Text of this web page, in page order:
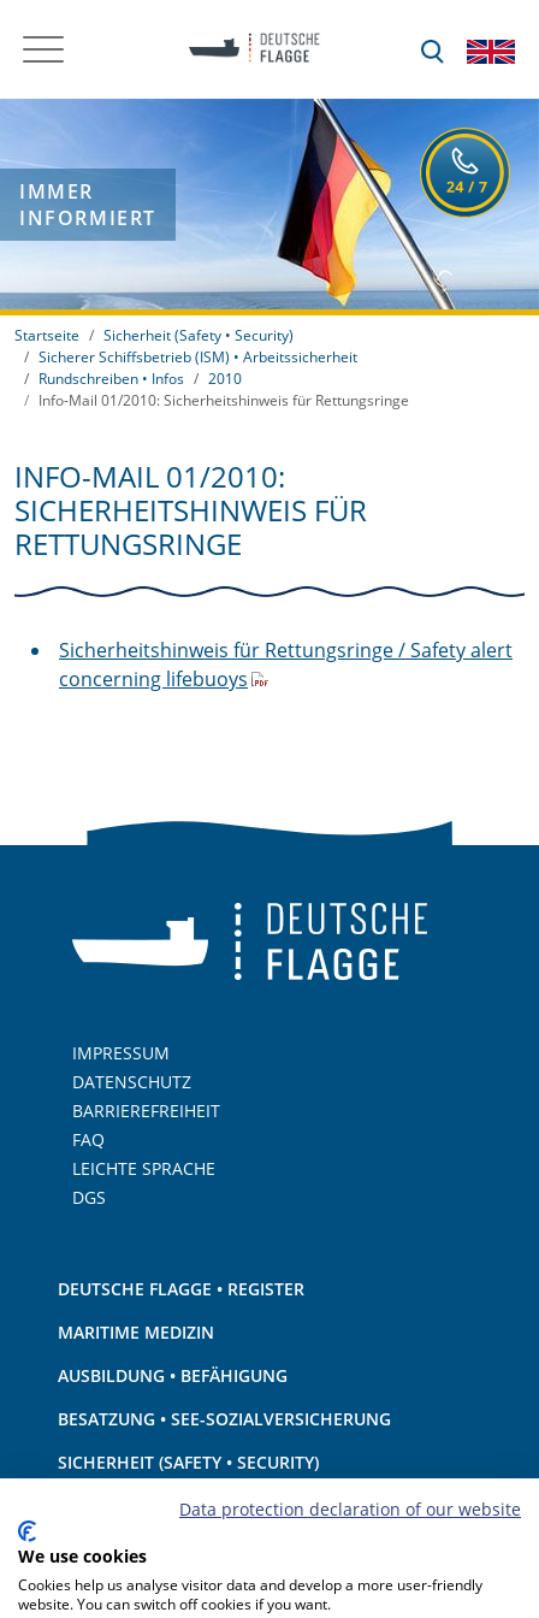
IMMER
INFORMIERT
Startseite
Sicherheit (Safety • Security)
Sicherer Schiffsbetrieb (ISM) • Arbeitssicherheit
Rundschreiben • Infos
2010
Info-Mail 01/2010: Sicherheitshinweis für Rettungsringe
INFO-MAIL 01/2010:
SICHERHEITSHINWEIS FÜR
RETTUNGSRINGE
Sicherheitshinweis für Rettungsringe / Safety alert
concerning lifebuoys
IMPRESSUM
DATENSCHUTZ
BARRIEREFREIHEIT
FAQ
LEICHTE SPRACHE
DGS
DEUTSCHE FLAGGE • REGISTER
MARITIME MEDIZIN
AUSBILDUNG • BEFÄHIGUNG
BESATZUNG • SEE-SOZIALVERSICHERUNG
SICHERHEIT (SAFETY • SECURITY)
SCHIFF • AUSRÜSTUNG
UMWELTSCHUTZ • KLIMA
HAFTUNG • FINANZEN
Data protection declaration of our website
We use cookies
Cookies help us analyse visitor data and develop a more user-friendly
website. You can switch off cookies if you want.